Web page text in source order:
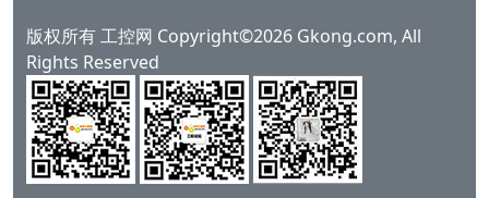
版权所有 工控网 Copyright©2026 Gkong.com, All
Rights Reserved